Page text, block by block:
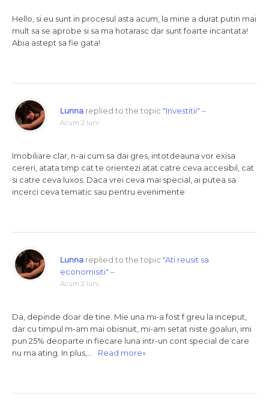
Hello, si eu sunt in procesul asta acum, la mine a durat putin mai
mult sa se aprobe si sa ma hotarasc dar sunt foarte incantata!
Abia astept sa fie gata!
Lunna replied to the topic "Investitii" –
Acum 2 luni
Imobiliare clar, n-ai cum sa dai gres, intotdeauna vor exisa
cereri, atata timp cat te orientezi atat catre ceva accesibil, cat
si catre ceva luxos. Daca vrei ceva mai special, ai putea sa
incerci ceva tematic sau pentru evenimente
Lunna replied to the topic "Ati reusit sa
economisiti" –
Acum 2 luni
Da, depinde doar de tine. Mie una mi-a fost f greu la inceput,
dar cu timpul m-am mai obisnuit, mi-am setat niste goaluri, imi
pun 25% deoparte in fiecare luna intr-un cont special de care
nu ma ating. In plus,… Read more»